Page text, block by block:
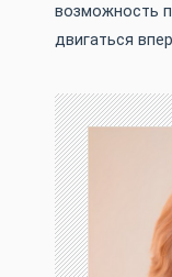
возможность
двигаться